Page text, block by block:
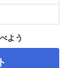
よう